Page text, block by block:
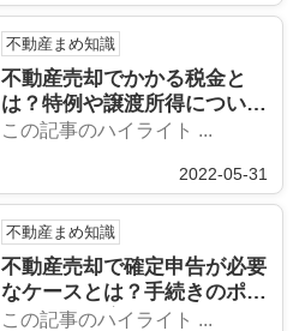
不動産まめ知識
不動産売却でかかる税金と
は？特例や譲渡所得について
解説
この記事のハイライト ...
2022-05-31
不動産まめ知識
不動産売却で確定申告が必要
なケースとは？手続きのポイ
ントをご紹介
この記事のハイライト ...